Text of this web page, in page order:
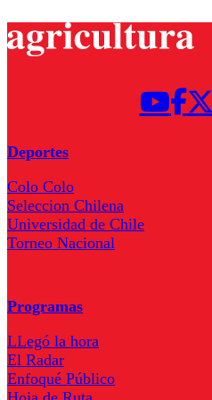
Deportes
Colo Colo
Seleccion Chilena
Universidad de Chile
Torneo Nacional
Programas
LLegó la hora
El Radar
Enfoqué Público